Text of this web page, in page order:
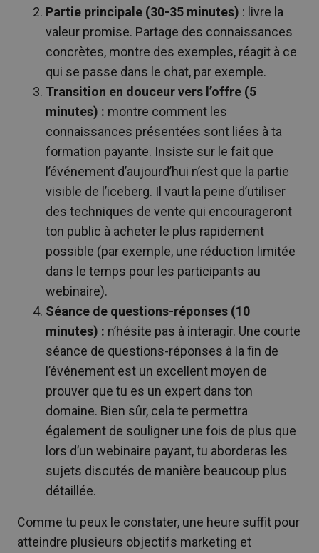
Partie principale (30-35 minutes) : livre la
valeur promise. Partage des connaissances
concrètes, montre des exemples, réagit à ce
qui se passe dans le chat, par exemple.
Transition en douceur vers l’offre (5
minutes) : montre comment les
connaissances présentées sont liées à ta
formation payante. Insiste sur le fait que
l’événement d’aujourd’hui n’est que la partie
visible de l’iceberg. Il vaut la peine d’utiliser
des techniques de vente qui encourageront
ton public à acheter le plus rapidement
possible (par exemple, une réduction limitée
dans le temps pour les participants au
webinaire).
Séance de questions-réponses (10
minutes) : n’hésite pas à interagir. Une courte
séance de questions-réponses à la fin de
l’événement est un excellent moyen de
prouver que tu es un expert dans ton
domaine. Bien sûr, cela te permettra
également de souligner une fois de plus que
lors d’un webinaire payant, tu aborderas les
sujets discutés de manière beaucoup plus
détaillée.
Comme tu peux le constater, une heure suffit pour
atteindre plusieurs objectifs marketing et